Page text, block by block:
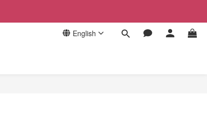
English